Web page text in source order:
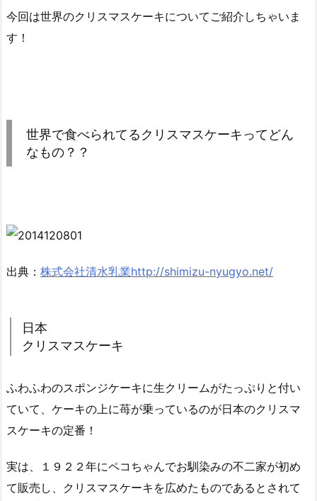
今回は世界のクリスマスケーキについてご紹介しちゃいま
す！
世界で食べられてるクリスマスケーキってどん
なもの？？
出典： 株式会社清水乳業http://shimizu-nyugyo.net/
日本
クリスマスケーキ
ふわふわのスポンジケーキに生クリームがたっぷりと付い
ていて、ケーキの上に苺が乗っているのが日本のクリスマ
スケーキの定番！
実は、１９２２年にペコちゃんでお馴染みの不二家が初め
て販売し、クリスマスケーキを広めたものであるとされて